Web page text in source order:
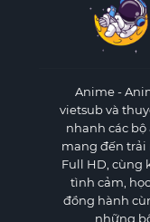
Anime-
vietsub và
nhanh các
mang đến
Full HD, cùng
tình cảm,
đồng hành
những